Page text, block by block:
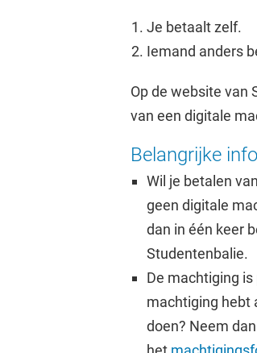
Je betaalt zelf.
Iemand anders
Op de website van
van een digitale
Belangrijke
Wil je betalen
geen digitale
dan in één keer
Studentenbalie.
De machtiging
machtiging hebt
doen? Neem